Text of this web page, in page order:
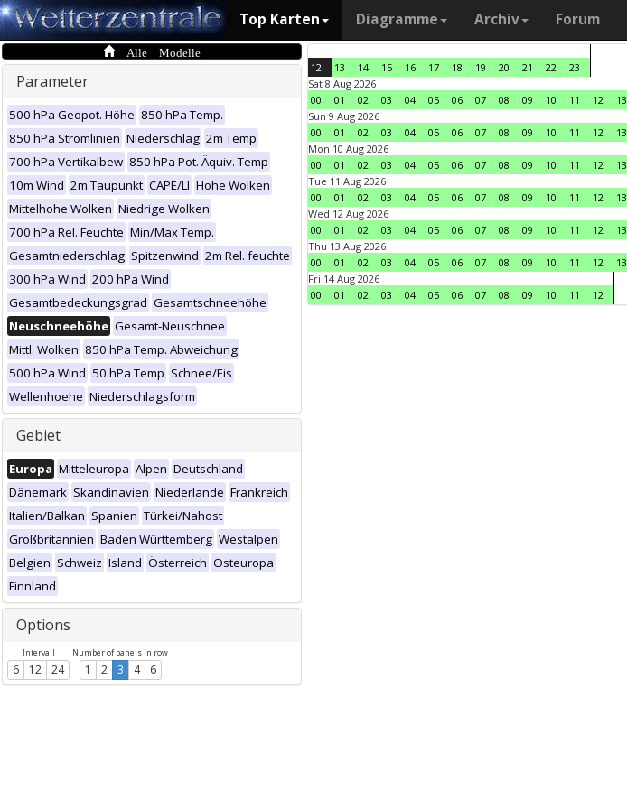
Top Karten Diagramme Archiv Forum
Alle Modelle
Parameter
500 hPa Geopot. Höhe 850 hPa Temp.
850 hPa Stromlinien Niederschlag 2m Temp
700 hPa Vertikalbew 850 hPa Pot. Äquiv. Temp
10m Wind 2m Taupunkt CAPE/LI Hohe Wolken
Mittelhohe Wolken Niedrige Wolken
700 hPa Rel. Feuchte Min/Max Temp.
Gesamtniederschlag Spitzenwind 2m Rel. feuchte
300 hPa Wind 200 hPa Wind
Gesamtbedeckungsgrad Gesamtschneehöhe
Neuschneehöhe Gesamt-Neuschnee
Mittl. Wolken 850 hPa Temp. Abweichung
500 hPa Wind 50 hPa Temp Schnee/Eis
Wellenhoehe Niederschlagsform
Gebiet
Europa Mitteleuropa Alpen Deutschland
Dänemark Skandinavien Niederlande Frankreich
Italien/Balkan Spanien Türkei/Nahost
Großbritannien Baden Württemberg Westalpen
Belgien Schweiz Island Österreich Osteuropa
Finnland
Options
Intervall
6 12 24
Number of panels in row
1 2 3 4 6
12 13 14 15 16 17 18 19 20 21 22
23
Sat 8 Aug 2026
00
01 02 03 04 05 06 07 08 09 10 11 12 13
Sun 9 Aug 2026
00
01 02 03 04 05 06 07 08 09 10 11 12 13
Mon 10 Aug 2026
00
01 02 03 04 05 06 07 08 09 10 11 12 13
Tue 11 Aug 2026
00
01 02 03 04 05 06 07 08 09 10 11 12 13
Wed 12 Aug 2026
00
01 02 03 04 05 06 07 08 09 10 11 12 13
Thu 13 Aug 2026
00
01 02 03 04 05 06 07 08 09 10 11 12 13
Fri 14 Aug 2026
00
01 02 03 04 05 06 07 08 09 10 11 12